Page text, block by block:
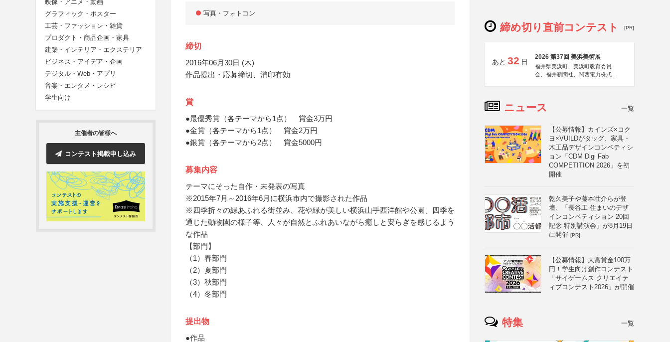
映像・アニメ・動画
グラフィック・ポスター
工芸・ファッション・雑貨
プロダクト・商品企画・家具
建築・インテリア・エクステリア
ビジネス・アイデア・企画
デジタル・Web・アプリ
音楽・エンタメ・レシピ
学生向け
主催者の皆様へ
コンテスト掲載申し込み
写真・フォトコン
締切
2016年06月30日 (木)
作品提出・応募締切、消印有効
賞
●最優秀賞（各テーマから1点） 賞金3万円
●金賞（各テーマから1点） 賞金2万円
●銀賞（各テーマから2点） 賞金5000円
募集内容
テーマにそった自作・未発表の写真
※2015年7月～2016年6月に横浜市内で撮影された作品
※四季折々の緑あふれる街並み、花や緑が美しい横浜山手西洋館や公園、四季を
通じた動物園の様子等、人々が自然とふれあいながら癒しと安らぎを感じるよう
な作品
【部門】
（1）春部門
（2）夏部門
（3）秋部門
（4）冬部門
提出物
●作品
締め切り直前コンテスト [PR]
あと 32 日
2026 第37回 美浜美術展
福井県美浜町、美浜町教育委員
会、福井新聞社、関西電力株式会
ニュース 一覧
【公募情報】カインズ×コク
ヨ×VUILDがタッグ、家具・
木工品デザインコンペティシ
ョン「CDM Digi Fab
COMPETITION 2026」を初
開催
乾久美子や藤本壮介らが登
壇、「長谷工 住まいのデザ
インコンペティション 20回
記念 特別講演会」が8月19日
に開催 [PR]
【公募情報】大賞賞金100万
円！学生向け創作コンテスト
「サイゲームス クリエイテ
ィブコンテスト2026」が開催
特集 一覧